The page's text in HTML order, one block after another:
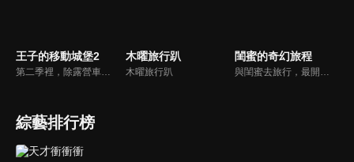
王子的移動城堡2
第二季裡，除露營車外，我們加入了更多的移動元素，節目中特別請來新的搭檔Akemi，從柬埔寨拉開冒險旅程的序幕，騎乘摩托車穿梭在城市中，再到澳洲來趟史詩般的公路旅行。
木曜旅行趴
木曜旅行趴
閨蜜的奇幻旅程
與閨蜜去旅行，最開心的就是不需要再顧及任何女生形象，可以盡情解放自己，一起完成瘋狂的事，節目主持人為演藝圈有十多年的情誼好友組合-小甜甜、王宇婕、王少偉和韋汝，帶領觀眾一起體驗閨蜜專屬浪漫行程，分享各自的時尚資訊，一起瘋一起笑，一同創造無價的回憶及故事！
綜藝排行榜